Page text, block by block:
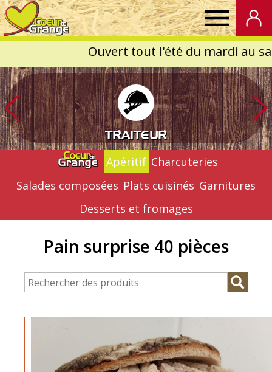
Coeur
Grange
TRAITEUR
Apéritif Charcuteries
Salades composées Plats cuisinés Garnitures
Desserts et fromages
Pain surprise 40 pièces